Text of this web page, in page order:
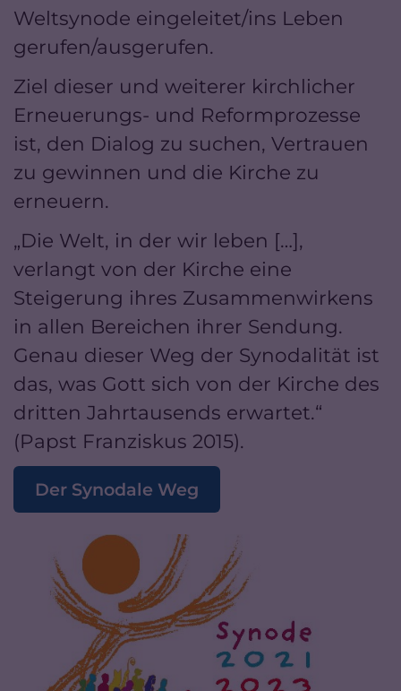
Weltsynode eingeleitet/ins Leben
gerufen/ausgerufen.
Ziel dieser und weiterer kirchlicher
Erneuerungs- und Reformprozesse
ist, den Dialog zu suchen, Vertrauen
zu gewinnen und die Kirche zu
erneuern.
„Die Welt, in der wir leben […],
verlangt von der Kirche eine
Steigerung ihres Zusammenwirkens
in allen Bereichen ihrer Sendung.
Genau dieser Weg der Synodalität ist
das, was Gott sich von der Kirche des
dritten Jahrtausends erwartet.“
(Papst Franziskus 2015).
Der Synodale Weg